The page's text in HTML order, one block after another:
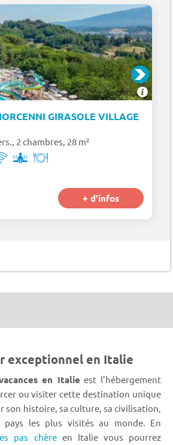
GIRASOLE VILLAGE
2 chambres, 28 m²
+ d'infos
exceptionnel en Italie
en Italie est l’hébergement
ou visiter cette destination unique
son histoire, sa culture, sa civilisation,
pays les plus visités au monde. En
pas chèreen Italie vous pourrez